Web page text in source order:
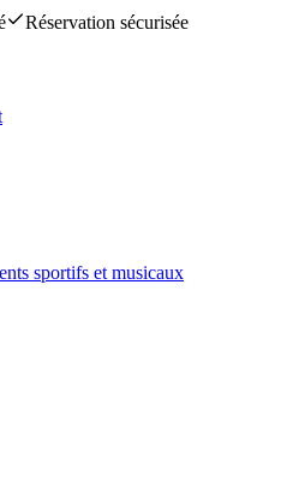
Réservation sécurisée
sportifs et musicaux